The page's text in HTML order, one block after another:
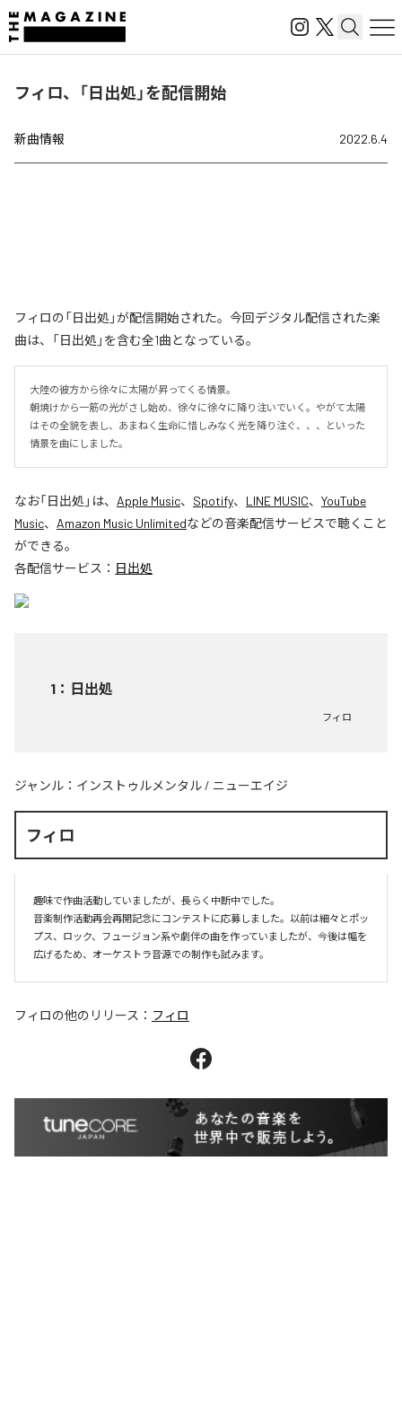
フィロ、「日出処」を配信開始
新曲情報 2022.6.4
フィロの「日出処」が配信開始された。今回デジタル配信された楽
曲は、「日出処」を含む全1曲となっている。
大陸の彼方から徐々に太陽が昇ってくる情景。
朝焼けから一筋の光がさし始め、徐々に徐々に降り注いでいく。やがて太陽
はその全貌を表し、あまねく生命に惜しみなく光を降り注ぐ、、、といった
情景を曲にしました。
なお「日出処 」は、 Apple Music、 Spotify、 LINE MUSIC、 YouTube
Music、 Amazon Music Unlimitedなどの音楽配信サービスで聴くこと
ができる。
各配信サービス： 日出処
1 ： 日出処
フィロ
ジャンル： インストゥルメンタル / ニューエイジ
フィロ
趣味で作曲活動していましたが、長らく中断中でした。
音楽制作活動再会再開記念にコンテストに応募しました。以前は細々とポッ
プス、ロック、フュージョン系や劇伴の曲を作っていましたが、今後は幅を
広げるため、オーケストラ音源での制作も試みます。
フィロの他のリリース： フィロ